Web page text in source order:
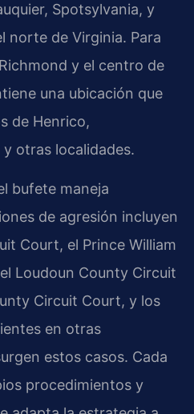
Spotsylvania, y
norte de Virginia. Para
y el centro de
una ubicación que
de Henrico,
otras localidades.
bufete maneja
de agresión incluyen
Court, el Prince William
Loudoun County Circuit
Circuit Court, y los
en otras
estos casos. Cada
procedimientos y